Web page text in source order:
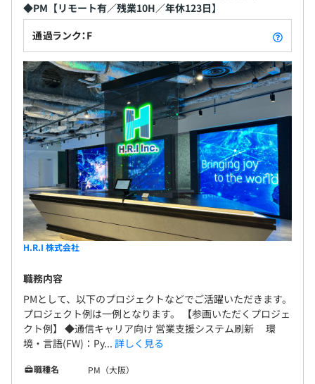
Docker、Terraform、AWS CloudFormation、Ansible、
VMware vSphere、Amazon ECS、Zabbix
BigQuery、Amazon Redshift、pandas
【社内交流が活発な職場】
◆PM【リモート有／残業10H／年休123日】
通過ランク：F
H.R.I 株式会社
職務内容
PMとして、以下のプロジェクトなどでご活躍いただきます。
プロジェクト例は一例となります。 【参画いただくプロジェ
クト例】 ◆通信キャリア向け 営業支援システム刷新 環
境・言語(FW)：Py... 詳しく見る
職種名
PM（大阪）